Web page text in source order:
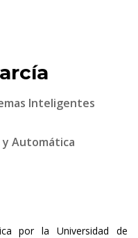
Inteligentes
Automática
por la Universidad de